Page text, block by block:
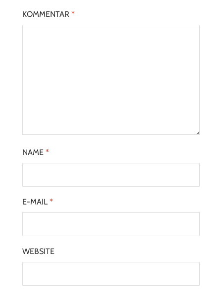
KOMMENTAR *
NAME *
E-MAIL *
WEBSITE